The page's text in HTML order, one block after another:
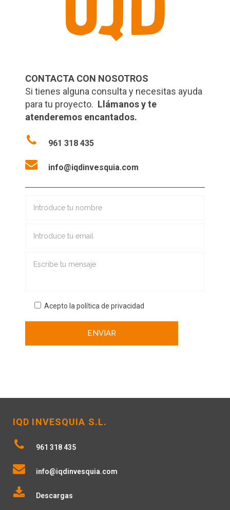
CONTACTA CON NOSOTROS
Si tienes alguna consulta y necesitas ayuda
para tu proyecto. Llámanos y te
atenderemos encantados.
961 318 435
info@iqdinvesquia.com
Acepto la política de privacidad
IQD INVESQUIA S.L.
961 318 435
info@iqdinvesquia.com
Descargas